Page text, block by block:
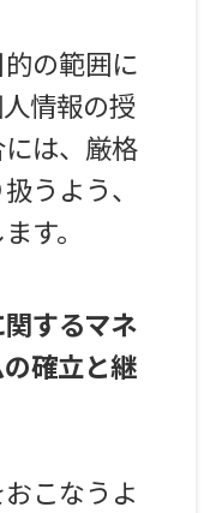
の範囲に
情報の授
は、厳格
うよう、
す。
するマネ
確立と継
こなうよ